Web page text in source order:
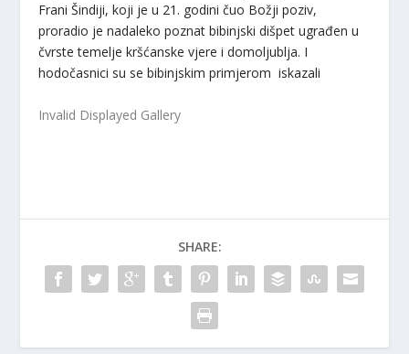
Frani Šindiji, koji je u 21. godini čuo Božji poziv,
proradio je nadaleko poznat bibinjski dišpet ugrađen u
čvrste temelje kršćanske vjere i domoljublja. I
hodočasnici su se bibinjskim primjerom iskazali
Invalid Displayed Gallery
SHARE: